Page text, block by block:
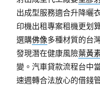
出成型服務適合升降曬
印機出租專案租機更划
選購佛像多種材質的台
發現潛在健康風險葉黃
變。汽車貸款流程台中
速週轉合法放心的借錢